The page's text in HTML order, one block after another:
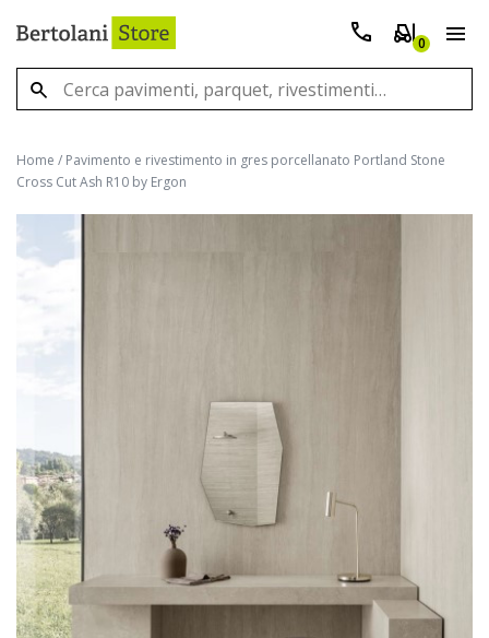
0
Home / Pavimento e rivestimento in gres porcellanato Portland Stone
Cross Cut Ash R10 by Ergon